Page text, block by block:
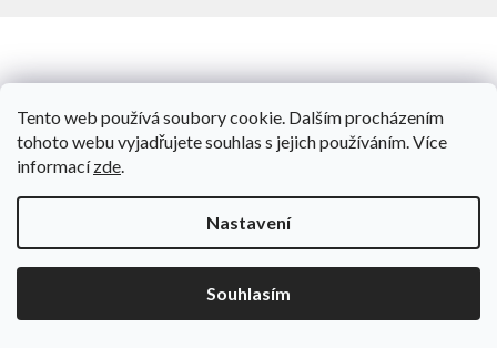
Tento web používá soubory cookie. Dalším procházením
tohoto webu vyjadřujete souhlas s jejich používáním. Více
informacízde.
Nastavení
Souhlasím